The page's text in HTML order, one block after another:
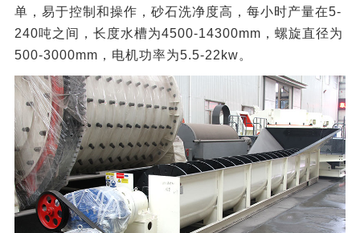
单，易于控制和操作，砂石洗净度高，每小时产量在5-
240吨之间，长度水槽为4500-14300mm，螺旋直径为
500-3000mm，电机功率为5.5-22kw。